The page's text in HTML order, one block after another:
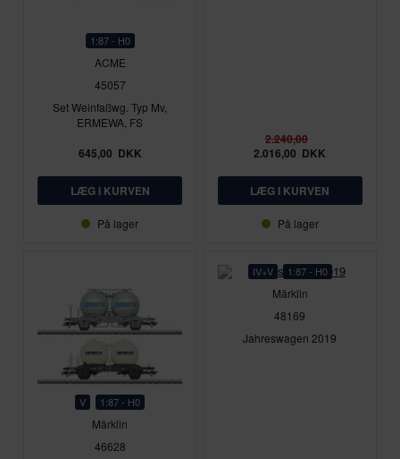
1:87 - H0
ACME
45057
Set Weinfaßwg. Typ Mv,
ERMEWA, FS
645,00 DKK
På lager
2.240,00
2.016,00 DKK
På lager
V 1:87 - H0
Märklin
46628
IV+V 1:87 - H0
Märklin
48169
Jahreswagen 2019